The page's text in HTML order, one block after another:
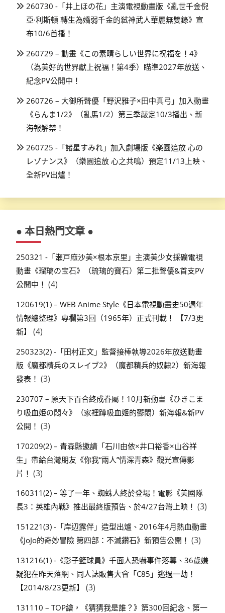
260730 -「井上ほの花」主演電視動畫版《亂世千金倪
亞·利斯頓 轉生為嬌弱千金的弒神武人華麗無雙錄》宣
布10/6首播！
260729 – 動畫《この素晴らしい世界に祝福を！4》
（為美好的世界獻上祝福！第4季）瞄準2027年放送、
紀念PV公開中！
260726 – 大御所聲優「野沢雅子×田中真弓」加入動畫
《らんま1/2》（亂馬1/2）第三季敲定10/3播出、新
海報解禁！
260725 -「諸星すみれ」加入劇場版《楽園追放 心の
レゾナンス》（樂園追放 心之共鳴）預定11/13上映、
全新PV出爐！
● 本日熱門文章 ●
250321 -「瀬戸麻沙美×根本京里」主演美少女採礦電視
動畫《瑠璃の宝石》（琉璃的寶石）第二批聲優&首支PV
公開中！ (4)
120619(1) – WEB Anime Style《日本電視動畫史50週年
情報總整理》專欄第3回（1965年）正式刊載！ 【7/3更
新】
(4)
250323(2) -「田村正文」監督接棒執導2026年放送動畫
版《魔都精兵のスレイブ2》（魔都精兵的奴隸2）新海報
發表！ (3)
230707 – 願天下百合終成眷屬！10月新動畫《ひきこま
り吸血姫の悶々》（家裡蹲吸血姬的鬱悶）新海報&新PV
公開！ (3)
170209(2) – 青森縣邀請「石川由依×井口裕香×山谷祥
生」帶給台灣朋友《你我“兩人”情深青森》觀光宣傳影
片！ (3)
160311(2) – 等了一年、蜘蛛人終於登場！電影《美國隊
長3：英雄內戰》推出最終版預告、於4/27台灣上映！ (3)
151221(3) -「岸辺露伴」造型出爐、2016年4月熱血動畫
《JoJo的奇妙冒險 第四部：不滅鑽石》新預告公開！ (3)
131216(1) -《影子籃球員》千面人恐嚇事件落幕、36歲嫌
疑犯在昨天落網、同人誌販售大會「C85」逃過一劫！
【2014/8/23更新】
(3)
131110 – TOP繪，《猜猜我是誰？》第300回紀念、第一